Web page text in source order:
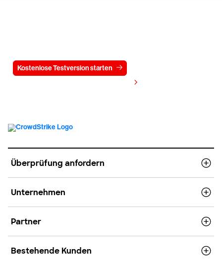
Kostenlose Testversion starten
Überprüfung anfordern
Unternehmen
Partner
Bestehende Kunden